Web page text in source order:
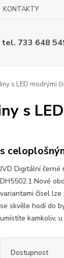
KONTAKTY
tel. 733 648
s LED modrými
s
s
JVD Digitální černé
DH5502.1 Nové
variantami čísel
se skvěle hodí do
umístíte kamkoliv,
Dostupnost